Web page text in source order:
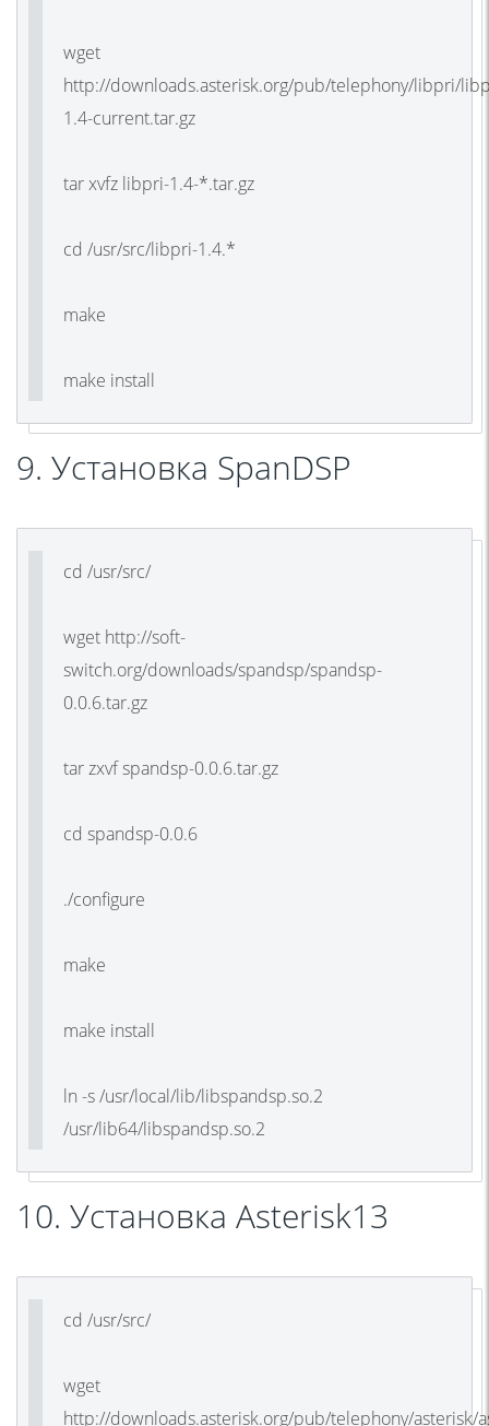
wget
http://downloads.asterisk.org/pub/telephony/libpri/
1.4-current.tar.gz
tar xvfz libpri-1.4-*.tar.gz
cd /usr/src/libpri-1.4.*
make
make install
9. Установка SpanDSP
cd /usr/src/
wget http://soft-
switch.org/downloads/spandsp/spandsp-
0.0.6.tar.gz
tar zxvf spandsp-0.0.6.tar.gz
cd spandsp-0.0.6
./configure
make
make install
ln -s /usr/local/lib/libspandsp.so.2
/usr/lib64/libspandsp.so.2
10. Установка Asterisk13
cd /usr/src/
wget
http://downloads.asterisk.org/pub/telephony/asterisk/